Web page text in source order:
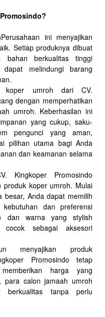
Perusahaan ini menyajikan
Setiap produknya dibuat
bahan berkualitas tinggi
melindungi barang
koper umroh dari CV.
dengan memperhatikan
umroh. Keberhasilan ini
yang cukup, saku-
pengunci yang aman,
pilihan utama bagi Anda
dan keamanan selama
Kingkoper Promosindo
produk koper umroh. Mulai
Anda dapat memilih
dan preferensi
dan warna yang stylish
sebagai aksesori
menyajikan produk
Promosindo tetap
harga yang
para calon jamaah umroh
berkualitas tanpa perlu